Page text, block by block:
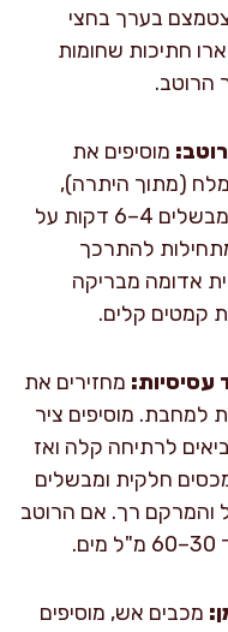
מצטמצם בערך בחצי
חתיכות שחומות
הרוטב.
מוסיפים את
החצויות, 2 גרם מלח (מתוך היתרה),
אורגנו ודבש/סילאן. מערבבים ומבשלים 4–6 דקות על
להתרכך
אדומה מבריקה
קמטים קלים.
עסיסיות: מחזירים את
למחבת. מוסיפים ציר
לרתיחה קלה ואז
חלקית ומבשלים
והמרקם רך. אם הרוטב
מכבים אש, מוסיפים